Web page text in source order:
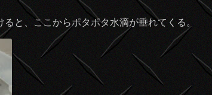
と、ここからポタポタ水滴が垂れてくる。